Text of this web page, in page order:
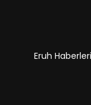
Eruh Haberleri